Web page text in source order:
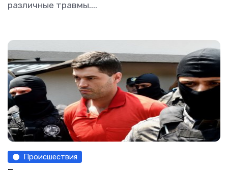
различные травмы....
Происшествия